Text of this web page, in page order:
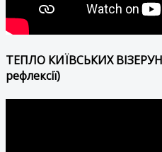
ТЕПЛО КИЇВСЬКИХ
рефлексії)